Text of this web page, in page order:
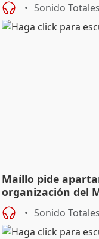
Sonido Totales
Maíllo pide
organización del
Sonido Totales